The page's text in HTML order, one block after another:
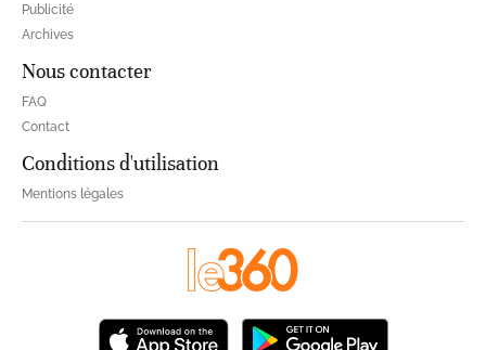
Publicité
Archives
Nous contacter
FAQ
Contact
Conditions d'utilisation
Mentions légales